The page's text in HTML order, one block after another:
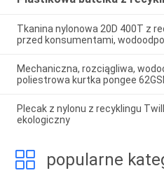
Tkanina nylonowa 20D 400T z
przed konsumentami,
Mechaniczna, rozciągliwa,
poliestrowa kurtka pongee
Plecak z nylonu z recyklingu
ekologiczny
popularne